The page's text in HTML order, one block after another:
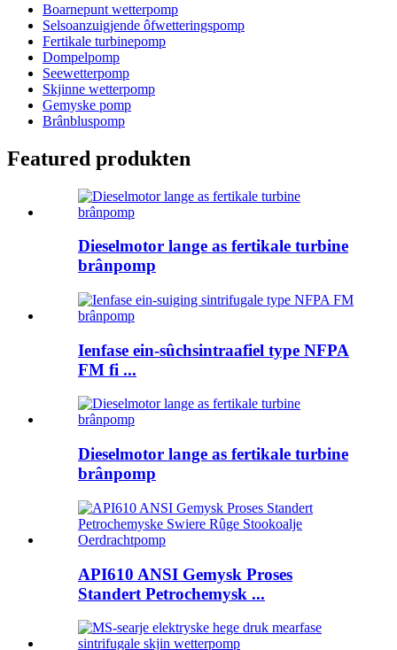
Boarnepunt wetterpomp
Selsoanzuigjende ôfwetteringspomp
Fertikale turbinepomp
Dompelpomp
Seewetterpomp
Skjinne wetterpomp
Gemyske pomp
Brânbluspomp
Featured produkten
Dieselmotor lange as fertikale turbine
brânpomp
Ienfase ein-sûchsintraafiel type NFPA
FM fi ...
Dieselmotor lange as fertikale turbine
brânpomp
API610 ANSI Gemysk Proses
Standert Petrochemysk ...